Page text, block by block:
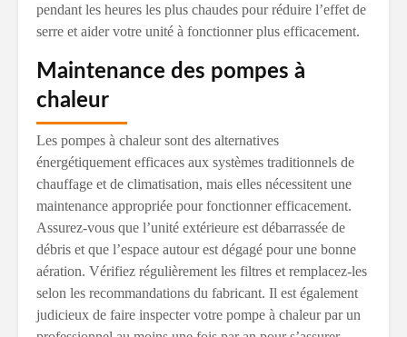
pendant les heures les plus chaudes pour réduire l’effet de
serre et aider votre unité à fonctionner plus efficacement.
Maintenance des pompes à
chaleur
Les pompes à chaleur sont des alternatives
énergétiquement efficaces aux systèmes traditionnels de
chauffage et de climatisation, mais elles nécessitent une
maintenance appropriée pour fonctionner efficacement.
Assurez-vous que l’unité extérieure est débarrassée de
débris et que l’espace autour est dégagé pour une bonne
aération. Vérifiez régulièrement les filtres et remplacez-les
selon les recommandations du fabricant. Il est également
judicieux de faire inspecter votre pompe à chaleur par un